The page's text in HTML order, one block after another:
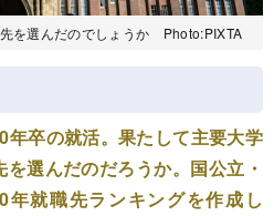
を選んだのでしょうか Photo:PIXTA
年卒の就活。果たして主要大学
選んだのだろうか。国公立・
就職先ランキングを作成し